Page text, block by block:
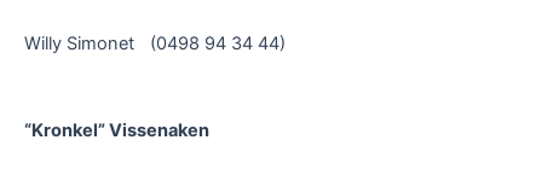
Willy Simonet (0498 94 34 44)
“Kronkel” Vissenaken